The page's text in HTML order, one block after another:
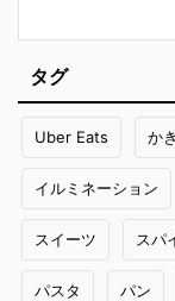
タグ
Uber Eats か
イルミネーション
スイーツ スパ
パスタ パン